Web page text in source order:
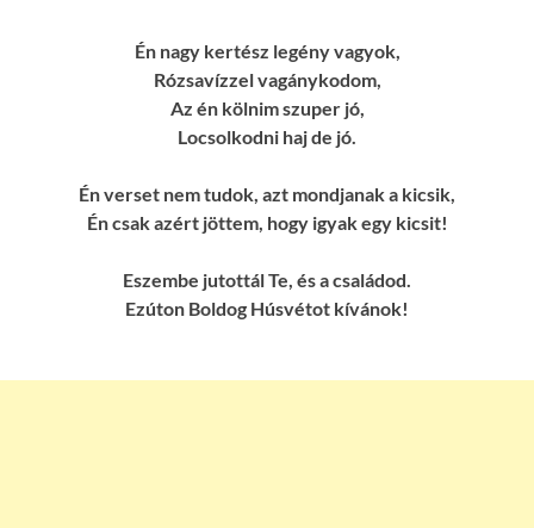
Én nagy kertész legény vagyok,
Rózsavízzel vagánykodom,
Az én kölnim szuper jó,
Locsolkodni haj de jó.
Én verset nem tudok, azt mondjanak a kicsik,
Én csak azért jöttem, hogy igyak egy kicsit!
Eszembe jutottál Te, és a családod.
Ezúton Boldog Húsvétot kívánok!